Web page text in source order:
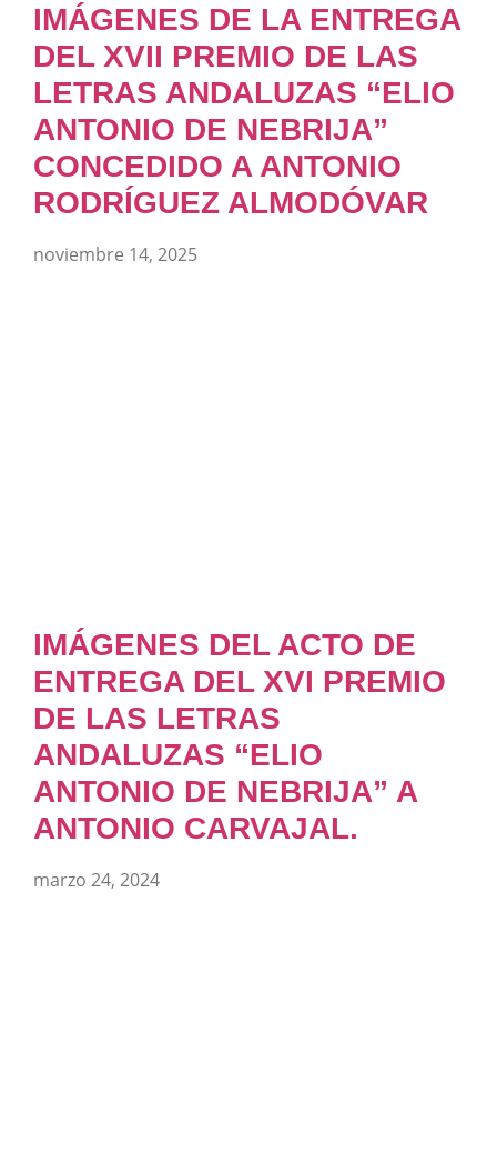
IMÁGENES DE LA ENTREGA
DEL XVII PREMIO DE LAS
LETRAS ANDALUZAS “ELIO
ANTONIO DE NEBRIJA”
CONCEDIDO A ANTONIO
RODRÍGUEZ ALMODÓVAR
noviembre 14, 2025
IMÁGENES DEL ACTO DE
ENTREGA DEL XVI PREMIO
DE LAS LETRAS
ANDALUZAS “ELIO
ANTONIO DE NEBRIJA” A
ANTONIO CARVAJAL.
marzo 24, 2024